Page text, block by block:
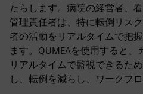
たらします。病院の経営者、
管理責任者は、特に転倒リス
者の活動をリアルタイムで把
ます。QUMEAを使用すると
リアルタイムで監視できるた
し、転倒を減らし、ワークフ